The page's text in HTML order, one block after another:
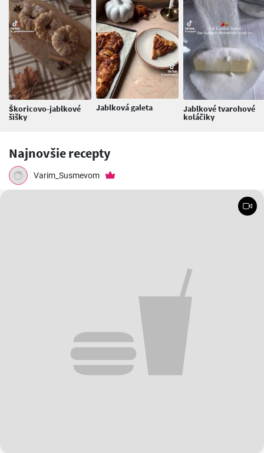
Škoricovo-jablkové
šišky
Jablková galeta Jablkové tvarohové
koláčiky
Najnovšie recepty
Varim_Susmevom